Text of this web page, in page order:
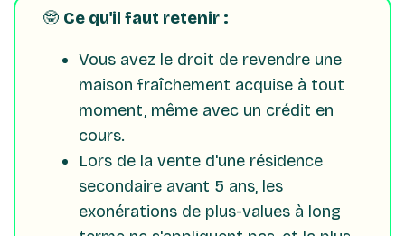
🤓 Ce qu'il faut retenir :
Vous avez le droit de revendre une
maison fraîchement acquise à tout
moment, même avec un crédit en
cours.
Lors de la vente d'une résidence
secondaire avant 5 ans, les
exonérations de plus-values à long